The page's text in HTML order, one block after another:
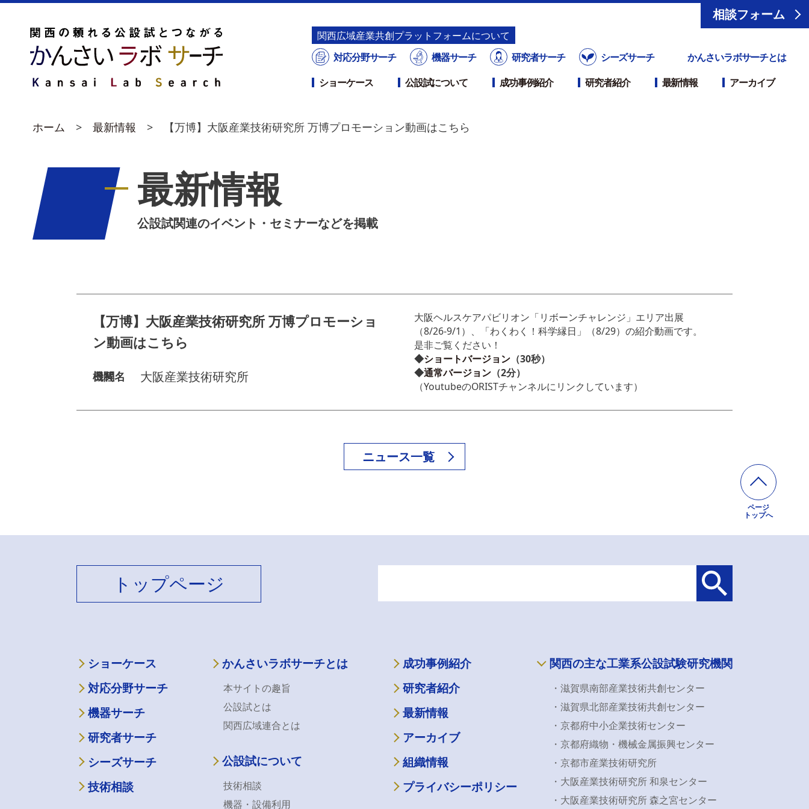
関⻄広域産業共創プラットフォームについて
対応分野サーチ
機器サーチ 研究者サーチ シーズサーチ
かんさいラボサーチとは
ショーケース
公設試について 成功事例紹介 研究者紹介 最新情報 アーカイブ
相談フォーム
ホーム 最新情報 【万博】大阪産業技術研究所 万博プロモーション動画はこちら
最新情報
公設試関連のイベント・セミナーなどを掲載
【万博】大阪産業技術研究所 万博プロモーショ
ン動画はこちら
日程
機関名 大阪産業技術研究所
大阪ヘルスケアパビリオン「リボーンチャレンジ」エリア出展
（8/26-9/1）、「わくわく！科学縁日」（8/29）の紹介動画です。
是非ご覧ください！
◆ショートバージョン （30秒）
◆通常バージョン （2分）
（YoutubeのORISTチャンネルにリンクしています）
ニュース一覧
ページ
トップへ
トップページ
ショーケース
対応分野サーチ
機器サーチ
研究者サーチ
シーズサーチ
技術相談
かんさいラボサーチとは
本サイトの趣旨
公設試とは
関西広域連合とは
公設試について
技術相談
機器・設備利用
成功事例紹介
研究者紹介
最新情報
アーカイブ
組織情報
プライバシーポリシー
関西の主な工業系公設試験研究機関
・滋賀県南部産業技術共創センター
・滋賀県北部産業技術共創センター
・京都府中小企業技術センター
・京都府織物・機械金属振興センター
・京都市産業技術研究所
・大阪産業技術研究所 和泉センター
・大阪産業技術研究所 森之宮センター